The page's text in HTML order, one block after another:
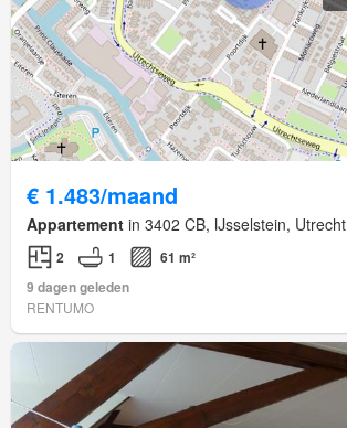
€ 1.483/maand
Appartement in 3402 CB, IJsselstein, Utrecht
2 1
61 m²
9 dagen geleden
RENTUMO